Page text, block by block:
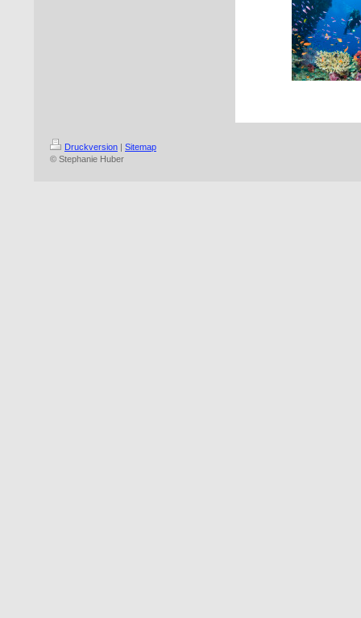
Druckversion | Sitemap
© Stephanie Huber